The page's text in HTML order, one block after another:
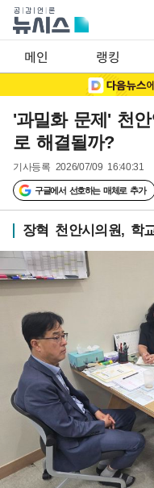
메인 랭킹
'과밀화 문제' 천
로 해결될까?
기사등록 2026/07/09 16:40:31
구글에서 선호하는 매체로 추가
장혁 천안시의원, 학